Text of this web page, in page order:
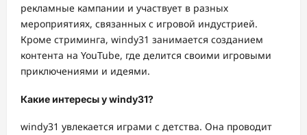
рекламные кампании и участвует в разных
мероприятиях, связанных с игровой индустрией.
Кроме стриминга, windy31 занимается созданием
контента на YouTube, где делится своими игровыми
приключениями и идеями.
Какие интересы у windy31?
windy31 увлекается играми с детства. Она проводит